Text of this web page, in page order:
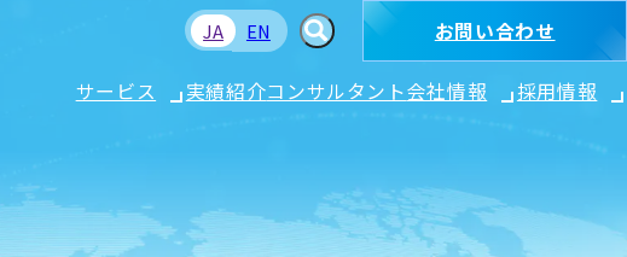
JA EN お問い合わせ
サービス 実績紹介コンサルタント会社情報 採用情報